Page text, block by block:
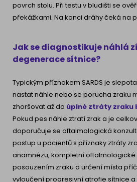
povrch stolu. Při testu v bludišti se
překážkami. Na konci dráhy čeká na
Jak se diagnostikuje náhlá
degenerace sítnice?
Typickým příznakem SARDS je
nastat náhle nebo se porucha zraku
zhoršovat až do úplné ztráty zraku
Pokud pes náhle ztratí zrak a je
doporučuje se oftalmologická
postup u pacientů s příznaky ztráty
anamnézu, kompletní oftalmologické
posouzením zraku a určení místa
vyloučení progresivní atrofie sítnice